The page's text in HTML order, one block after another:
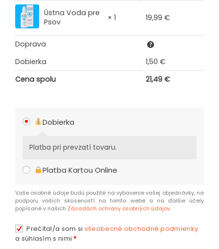
Ústna Voda pre
Psov
× 1 19,99 €
Doprava
Dobierka
1,50 €
Cena spolu
21,49 €
Dobierka
Platba pri prevzatí tovaru.
Platba Kartou Online
Vaše osobné údaje budú použité na vybavenie vašej objednávky, na
podporu vašich skúseností na tomto webe a na ďalšie účely
popísané v našich Zásadách ochrany osobných údajov.
Prečítal/a som si všeobecné obchodné podmienky
a súhlasím s nimi *